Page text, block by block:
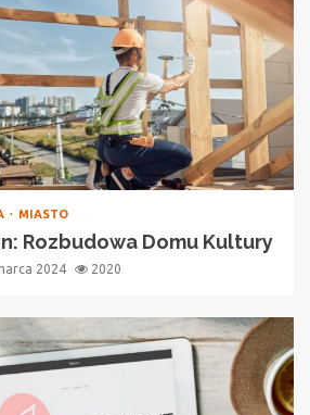
MIASTO
Rozbudowa Domu Kultury
2024 2020